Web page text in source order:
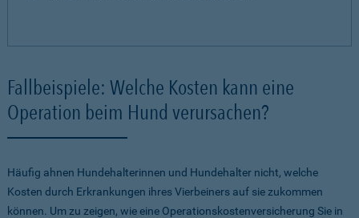
Fallbeispiele: Welche Kosten kann eine
Operation beim Hund verursachen?
Häufig ahnen Hundehalterinnen und Hundehalter nicht, welche
Kosten durch Erkrankungen ihres Vierbeiners auf sie zukommen
können. Um zu zeigen, wie eine Operationskostenversicherung Sie in